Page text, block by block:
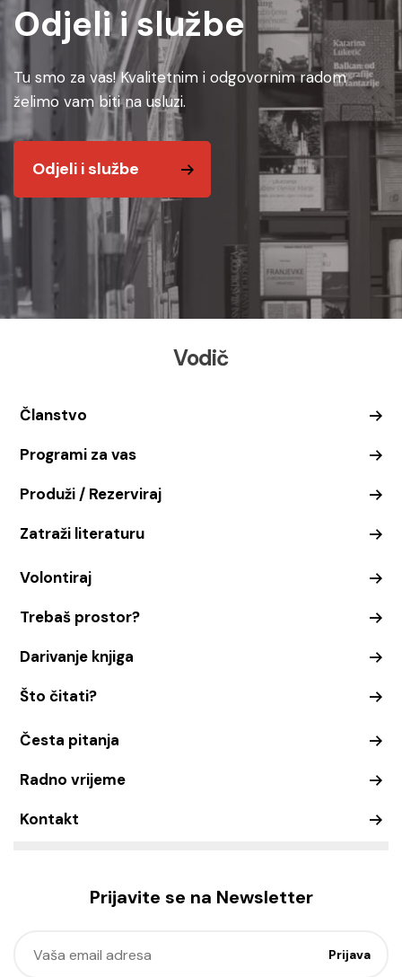
Odjeli i službe
Tu smo za vas! Kvalitetnim i odgovornim radom
želimo vam biti na usluzi.
Odjeli i službe
Vodič
Članstvo
Programi za vas
Produži / Rezerviraj
Zatraži literaturu
Volontiraj
Trebaš prostor?
Darivanje knjiga
Što čitati?
Česta pitanja
Radno vrijeme
Kontakt
Prijavite se na Newsletter